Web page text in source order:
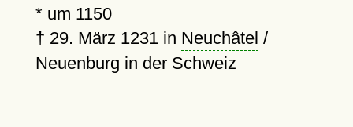
* um 1150
† 29. März 1231in Neuchâtel /
Neuenburg in der Schweiz